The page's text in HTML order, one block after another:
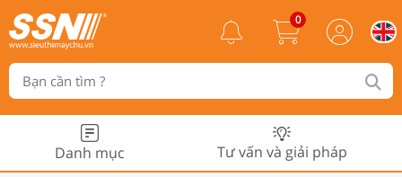
0
Danh mục Tư vấn và giải pháp